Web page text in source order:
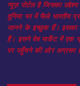
न्यूज़ पोर्टल है जिसका
दुनिया भर में फैले भारतीय
जानने के इच्छुक हैं। इसका
हैं। इसने वेब मार्केट में एक
पर पहुँचने की ओर अग्रसर